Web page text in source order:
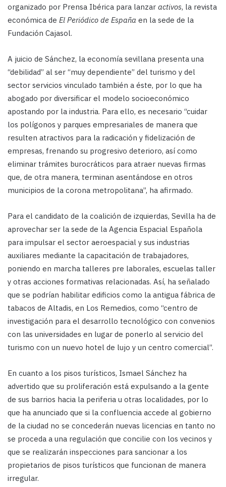
organizado por Prensa Ibérica para lanzar activos, la revista
económica de El Periódico de España en la sede de la
Fundación Cajasol.
A juicio de Sánchez, la economía sevillana presenta una
“debilidad” al ser “muy dependiente” del turismo y del
sector servicios vinculado también a éste, por lo que ha
abogado por diversificar el modelo socioeconómico
apostando por la industria. Para ello, es necesario “cuidar
los polígonos y parques empresariales de manera que
resulten atractivos para la radicación y fidelización de
empresas, frenando su progresivo deterioro, así como
eliminar trámites burocráticos para atraer nuevas firmas
que, de otra manera, terminan asentándose en otros
municipios de la corona metropolitana”, ha afirmado.
Para el candidato de la coalición de izquierdas, Sevilla ha de
aprovechar ser la sede de la Agencia Espacial Española
para impulsar el sector aeroespacial y sus industrias
auxiliares mediante la capacitación de trabajadores,
poniendo en marcha talleres pre laborales, escuelas taller
y otras acciones formativas relacionadas. Así, ha señalado
que se podrían habilitar edificios como la antigua fábrica de
tabacos de Altadis, en Los Remedios, como “centro de
investigación para el desarrollo tecnológico con convenios
con las universidades en lugar de ponerlo al servicio del
turismo con un nuevo hotel de lujo y un centro comercial”.
En cuanto a los pisos turísticos, Ismael Sánchez ha
advertido que su proliferación está expulsando a la gente
de sus barrios hacia la periferia u otras localidades, por lo
que ha anunciado que si la confluencia accede al gobierno
de la ciudad no se concederán nuevas licencias en tanto no
se proceda a una regulación que concilie con los vecinos y
que se realizarán inspecciones para sancionar a los
propietarios de pisos turísticos que funcionan de manera
irregular.